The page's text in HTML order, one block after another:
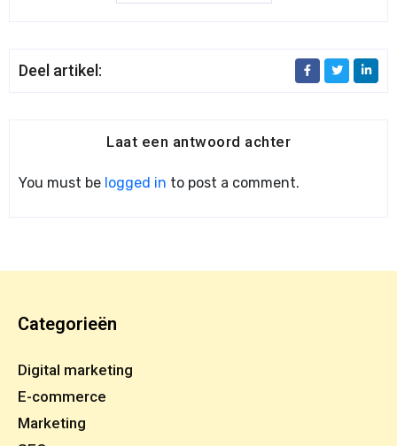
Deel artikel:
Laat een antwoord achter
You must be logged in to post a comment.
Categorieën
Digital marketing
E-commerce
Marketing